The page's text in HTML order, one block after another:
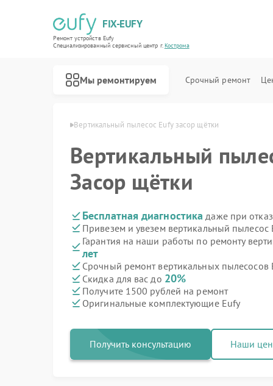
FIX-EUFY
Ремонт устройств Eufy
Специализированный cервисный центр г.Кострома
Мы ремонтируем Срочный ремонт
Eufy в Костроме Вертикальный пылесос Eufy засор щётки
Вертикальный
Засор щётки
Бесплатная диагностика даже при
Привезем и увезем вертикальный пылесос
Гарантия на наши работы по ремонту
лет
Срочный ремонт вертикальных пылесосов
Скидка для вас до 20%
Получите 1500 рублей на ремонт
Оригинальные комплектующие Eufy
Получить консультацию Наши